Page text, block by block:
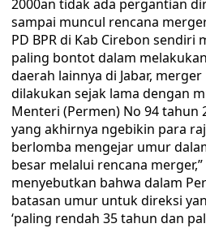
2000an tidak ada pergantian
sampai muncul rencana
PD BPR di Kab Cirebon sendiri
paling bontot dalam
daerah lainnya di Jabar, merger
dilakukan sejak lama dengan
Menteri (Permen) No 94 tahun
yang akhirnya ngebikin para
berlomba mengejar umur
besar melalui rencana
menyebutkan bahwa dalam
batasan umur untuk direksi
‘paling rendah 35 tahun dan